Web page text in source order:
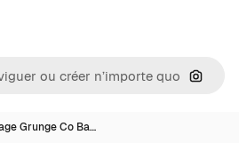
Grunge Co Ba…